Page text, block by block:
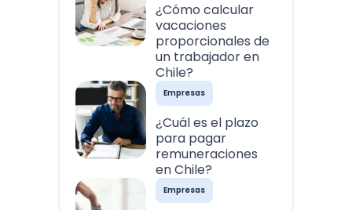
¿Cómo calcular
vacaciones
proporcionales de
un trabajador en
Chile?
Empresas
¿Cuál es el plazo
para pagar
remuneraciones
en Chile?
Empresas